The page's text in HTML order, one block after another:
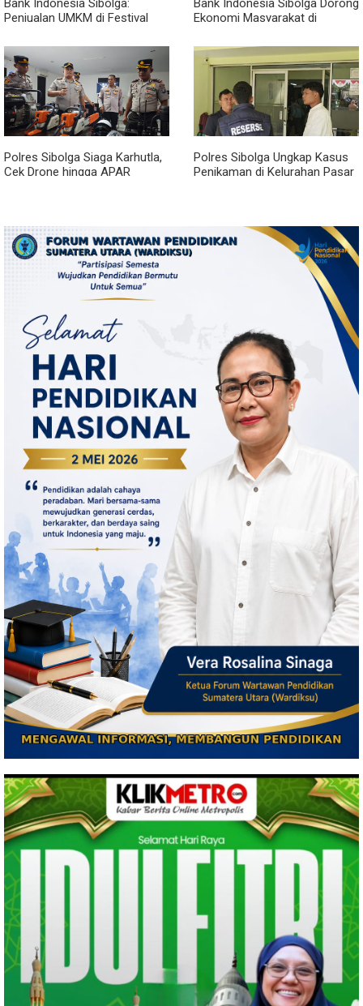
Bank Indonesia Sibolga:
Penjualan UMKM di Festival
Bank Indonesia Sibolga Dorong
Ekonomi Masyarakat di
2026
Polres Sibolga Siaga Karhutla,
Cek Drone hingga APAR
Polres Sibolga Ungkap Kasus
Penikaman di Kelurahan Pasar